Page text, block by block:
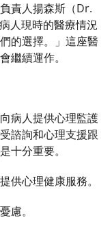
責人揚森斯（Dr.
人現時的醫療情況
的選擇。」這座醫
繼續運作。
病人提供心理監護
諮詢和心理支援跟
十分重要。
供心理健康服務。
慮。